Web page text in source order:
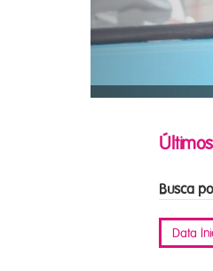
Busca